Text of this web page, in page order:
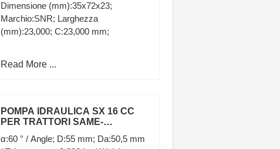
Dimensione (mm):35x72x23;
Marchio:SNR; Larghezza
(mm):23,000; C:23,000 mm;
Read More ...
POMPA IDRAULICA SX 16 CC
PER TRATTORI SAME-
RIF.2.4529.330.0
α:60 ° / Angle; D:55 mm; Da:50,5 mm